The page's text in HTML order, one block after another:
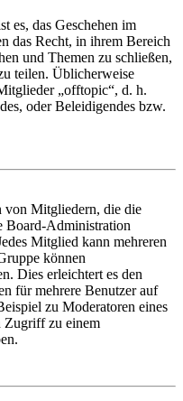
es, das Geschehen im
das Recht, in ihrem Bereich
und Themen zu schließen,
teilen. Üblicherweise
„offtopic“, d. h.
oder Beleidigendes bzw.
von Mitgliedern, die die
Board-Administration
Mitglied kann mehreren
können
Dies erleichtert es den
für mehrere Benutzer auf
zu Moderatoren eines
Zugriff zu einem